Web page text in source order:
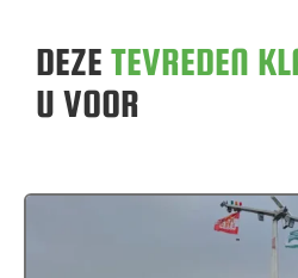
DEZE TEVREDEN
U VOOR